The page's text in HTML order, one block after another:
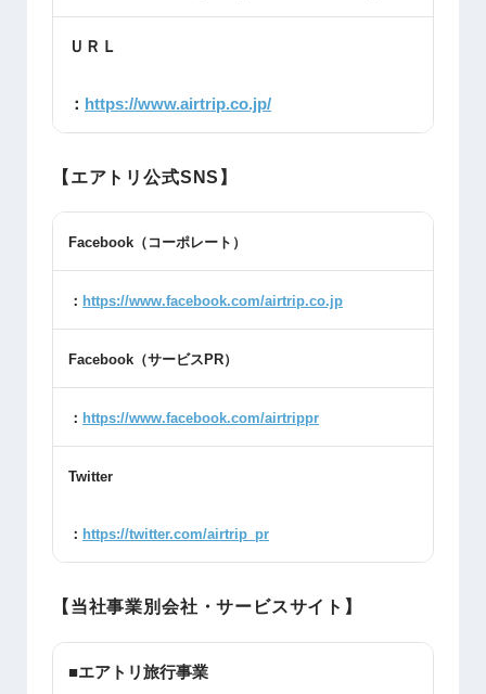
ＵＲＬ
： https://www.airtrip.co.jp/
【エアトリ公式SNS】
Facebook （コーポレート）
： https://www.facebook.com/airtrip.co.jp
Facebook （サービス PR）
： https://www.facebook.com/airtrippr
Twitter
： https://twitter.com/airtrip_pr
【当社事業別会社・サービスサイト】
■エアトリ旅行事業